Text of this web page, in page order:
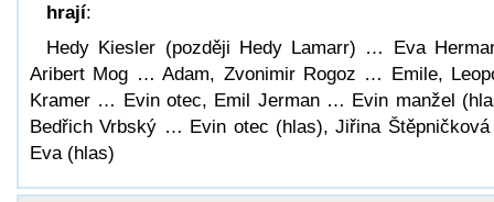
hrají:
Hedy Kiesler (později Hedy Lamarr) … Eva
Aribert Mog … Adam, Zvonimir Rogoz … Emile,
Kramer … Evin otec, Emil Jerman … Evin manžel
Bedřich Vrbský … Evin otec (hlas), Jiřina
Eva (hlas)